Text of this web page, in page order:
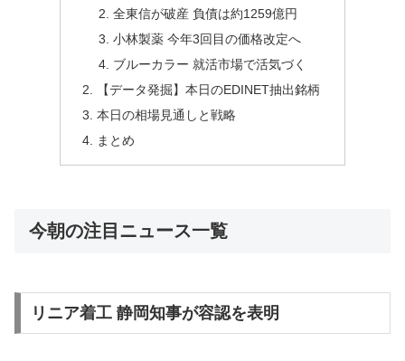
全東信が破産 負債は約1259億円
小林製薬 今年3回目の価格改定へ
ブルーカラー 就活市場で活気づく
【データ発掘】本日のEDINET抽出銘柄
本日の相場見通しと戦略
まとめ
今朝の注目ニュース一覧
リニア着工 静岡知事が容認を表明